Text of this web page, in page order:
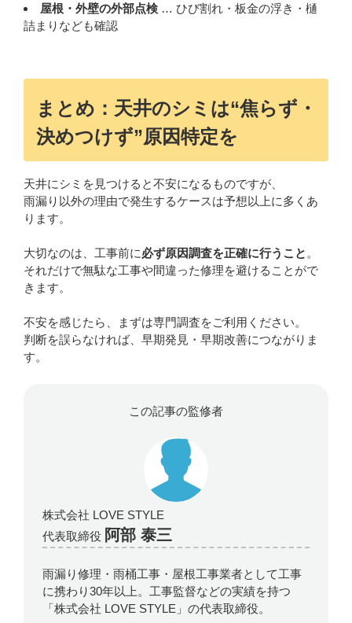
屋根・外壁の外部点検 … ひび割れ・板金の浮き・樋
詰まりなども確認
まとめ：天井のシミは“焦らず・
決めつけず”原因特定を
天井にシミを見つけると不安になるものですが、
雨漏り以外の理由で発生するケースは予想以上に多くあ
ります。
大切なのは、工事前に必ず原因調査を正確に行うこと 。
それだけで無駄な工事や間違った修理を避けることがで
きます。
不安を感じたら、まずは専門調査をご利用ください。
判断を誤らなければ、早期発見・早期改善につながりま
す。
この記事の監修者
株式会社 LOVE STYLE
代表取締役 阿部 泰三
雨漏り修理・雨桶工事・屋根工事業者として工事
に携わり30年以上。工事監督などの実績を持つ
「株式会社 LOVE STYLE」の代表取締役。